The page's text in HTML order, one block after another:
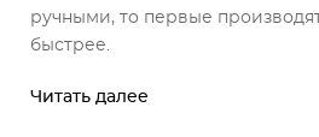
ручными, то первые
быстрее.
Читать далее